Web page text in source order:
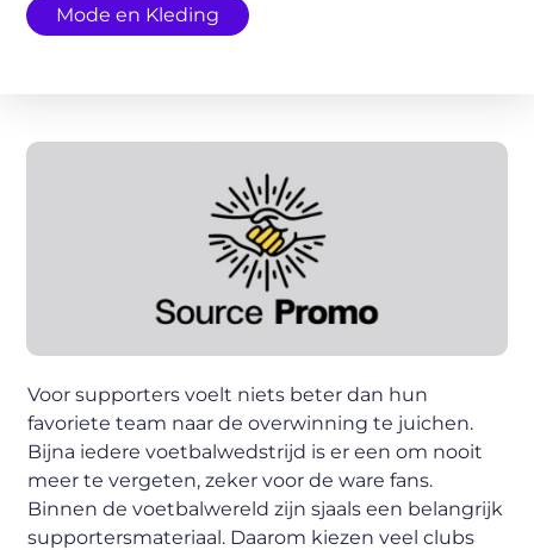
Mode en Kleding
Voor supporters voelt niets beter dan hun
favoriete team naar de overwinning te juichen.
Bijna iedere voetbalwedstrijd is er een om nooit
meer te vergeten, zeker voor de ware fans.
Binnen de voetbalwereld zijn sjaals een belangrijk
supportersmateriaal. Daarom kiezen veel clubs